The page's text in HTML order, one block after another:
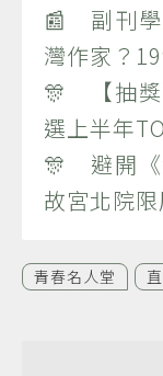
📰 副刊學
灣作家？
🎊 【抽獎
選上半年
🎊 避開《
故宮北院
青春名人堂